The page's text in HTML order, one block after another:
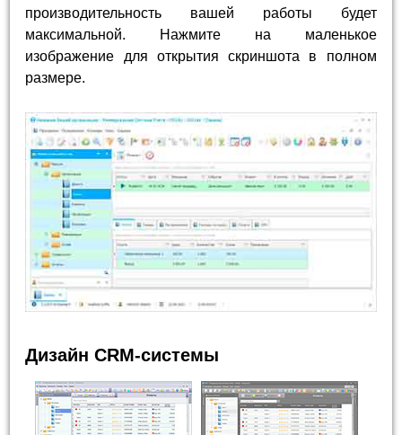
производительность вашей работы будет
максимальной. Нажмите на маленькое
изображение для открытия скриншота в полном
размере.
Дизайн CRM-системы